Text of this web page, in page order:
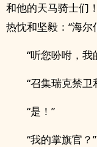
和他的天马骑士们
热忱和坚毅：“海尔
“听您吩咐，我
“召集瑞克禁
“是！”
“我的掌旗官？”